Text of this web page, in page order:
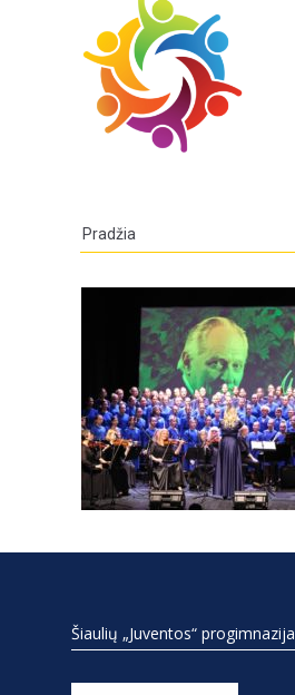
Pradžia
Šiaulių „Juventos“ progimnazija